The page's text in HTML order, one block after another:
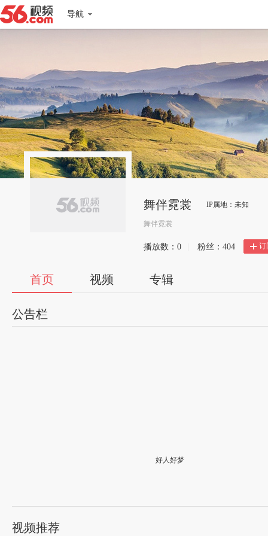
导航
舞伴霓裳 IP属地：未知
舞伴霓裳
播放数： 0 粉丝： 404 订
首页 视频 专辑
公告栏
好人好梦
盘王云生老师的舞蹈碟片，我又随他走入了儿时的梦境。人
视频推荐